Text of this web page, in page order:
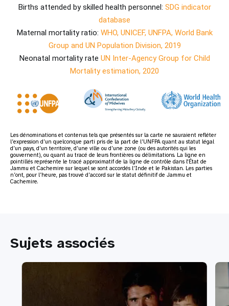
Births attended by skilled health personnel: SDG indicator
database
Maternal mortality ratio: WHO, UNICEF, UNFPA, World Bank
Group and UN Population Division, 2019
Neonatal mortality rate UN Inter-Agency Group for Child
Mortality estimation, 2020
Les dénominations et contenus tels que présentés sur la carte ne sauraient refléter
l’expression d’un quelconque parti pris de la part de l’UNFPA quant au statut légal
d’un pays, d’un territoire, d’une ville ou d’une zone (ou des autorités qui les
gouvernent), ou quant au tracé de leurs frontières ou délimitations. La ligne en
pointillés représente le tracé approximatif de la ligne de contrôle dans l'État de
Jammu et Cachemire sur lequel se sont accordés l’Inde et le Pakistan. Les parties
n’ont, pour l’heure, pas trouvé d’accord sur le statut définitif de Jammu et
Cachemire.
Sujets associés